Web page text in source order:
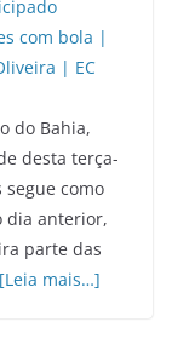
do Bahia,
desta terça-
segue como
dia anterior,
parte das
[Leia mais…]